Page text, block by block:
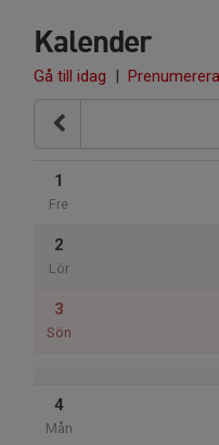
Kalender
Gå till idag | Prenumerera
1
Fre
2
Lör
3
Sön
4
Mån